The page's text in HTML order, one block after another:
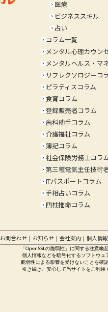
keyboard_arrow_right 医療
keyboard_arrow_right ビジネススキル
keyboard_arrow_right 占い
keyboard_arrow_right コラム一覧
keyboard_arrow_right メンタル心理カウン
keyboard_arrow_right メンタルヘルス・マ
keyboard_arrow_right リフレクソロジーコ
keyboard_arrow_right ピラティスコラム
keyboard_arrow_right 食育コラム
keyboard_arrow_right 登録販売者コラム
keyboard_arrow_right 歯科助手コラム
keyboard_arrow_right 介護福祉コラム
keyboard_arrow_right 簿記コラム
keyboard_arrow_right 社会保険労務士コラ
keyboard_arrow_right 第三種電気主任技術
keyboard_arrow_right ITパスポートコラム
keyboard_arrow_right 手相占いコラム
keyboard_arrow_right 四柱推命コラム
お問合わせ ｜ お知らせ ｜ 会社案内 ｜ 個人情
「OpenSSLの脆弱性」に関する注意喚
個人情報などを暗号化するソフトウェ
脆弱性による影響を受けないことを確
引き続き、安心して当サイトをご利用